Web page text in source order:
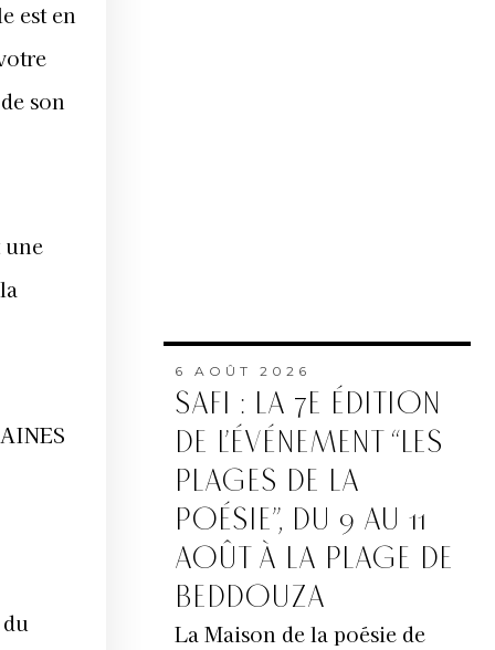
est en
son
une
6 AOÛT 2026
SAFI : LA 7E ÉDITION
DE L’ÉVÉNEMENT “LES
PLAGES DE LA
POÉSIE”, DU 9 AU 11
AOÛT À LA PLAGE DE
BEDDOUZA
La Maison de la poésie de